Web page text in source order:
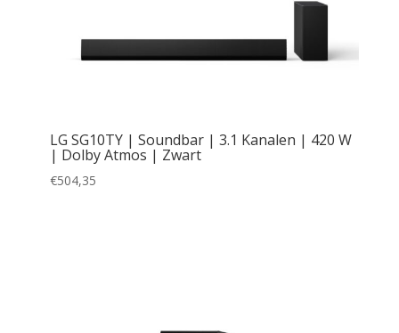
LG SG10TY | Soundbar | 3.1 Kanalen | 420 W
| Dolby Atmos | Zwart
€504,35